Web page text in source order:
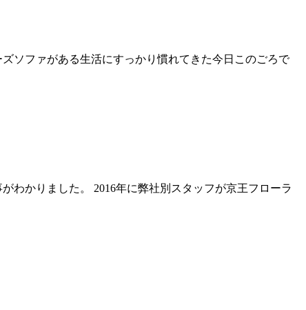
ソファがある生活にすっかり慣れてきた今日このごろで
わかりました。 2016年に弊社別スタッフが京王フローラ